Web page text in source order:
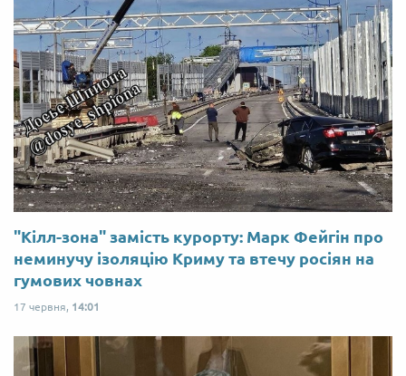
"Кілл-зона" замість курорту: Марк Фейгін про
неминучу ізоляцію Криму та втечу росіян на
гумових човнах
17 червня, 14:01